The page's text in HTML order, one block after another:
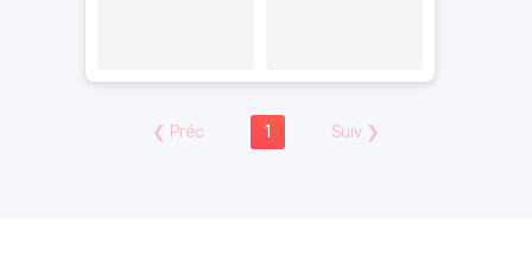
❮ Préc 1 Suiv ❯